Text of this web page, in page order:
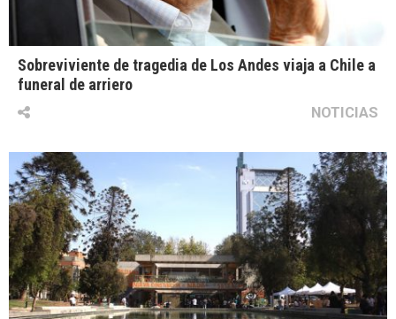
Sobreviviente de tragedia de Los Andes viaja a Chile a
funeral de arriero
NOTICIAS